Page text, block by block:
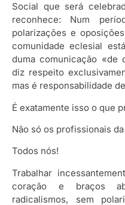
Social que será
reconhece: Num
polarizações e
comunidade eclesial
duma comunicação «de
diz respeito
mas é responsabilidade
É exatamente isso o que
Não só os profissionais
Todos nós!
Trabalhar
coração e braços
radicalismos, sem